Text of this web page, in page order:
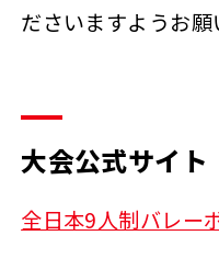
ださいますようお願
大会公式サイト
全日本9人制バレー